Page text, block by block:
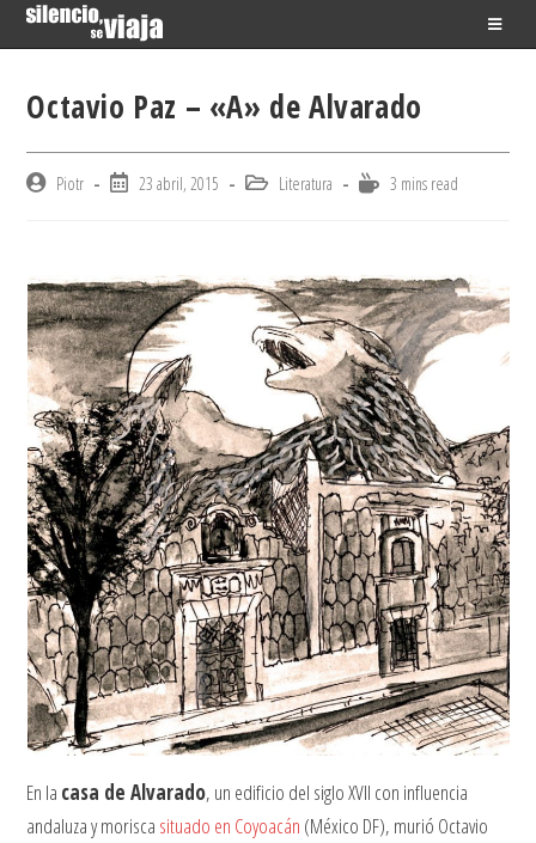
Octavio Paz – «A» de Alvarado
Post Piotr
Post 23 abril, 2015
Post Literatura
Reading3 mins read
En la casa de Alvarado, un edificio del siglo XVII con influencia
andaluza y morisca situado en Coyoacán (México DF), murió Octavio